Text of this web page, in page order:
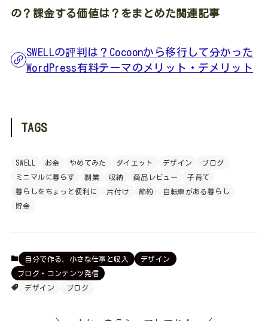
の？課金する価値は？をまとめた関連記事
SWELLの評判は？Cocoonから移行して分かった
WordPress有料テーマのメリット・デメリット
TAGS
SWELL お金 やめてみた ダイエット デザイン
ブログ
ミニマルに暮らす
副業 収納 商品レビュー
子育て
暮らしをちょっと便利に
片付け 節約
自転車がある暮らし
貯金
自分で作る、小さな仕事と収入
デザイン
ブログ・コンテンツ発信
デザイン
ブログ